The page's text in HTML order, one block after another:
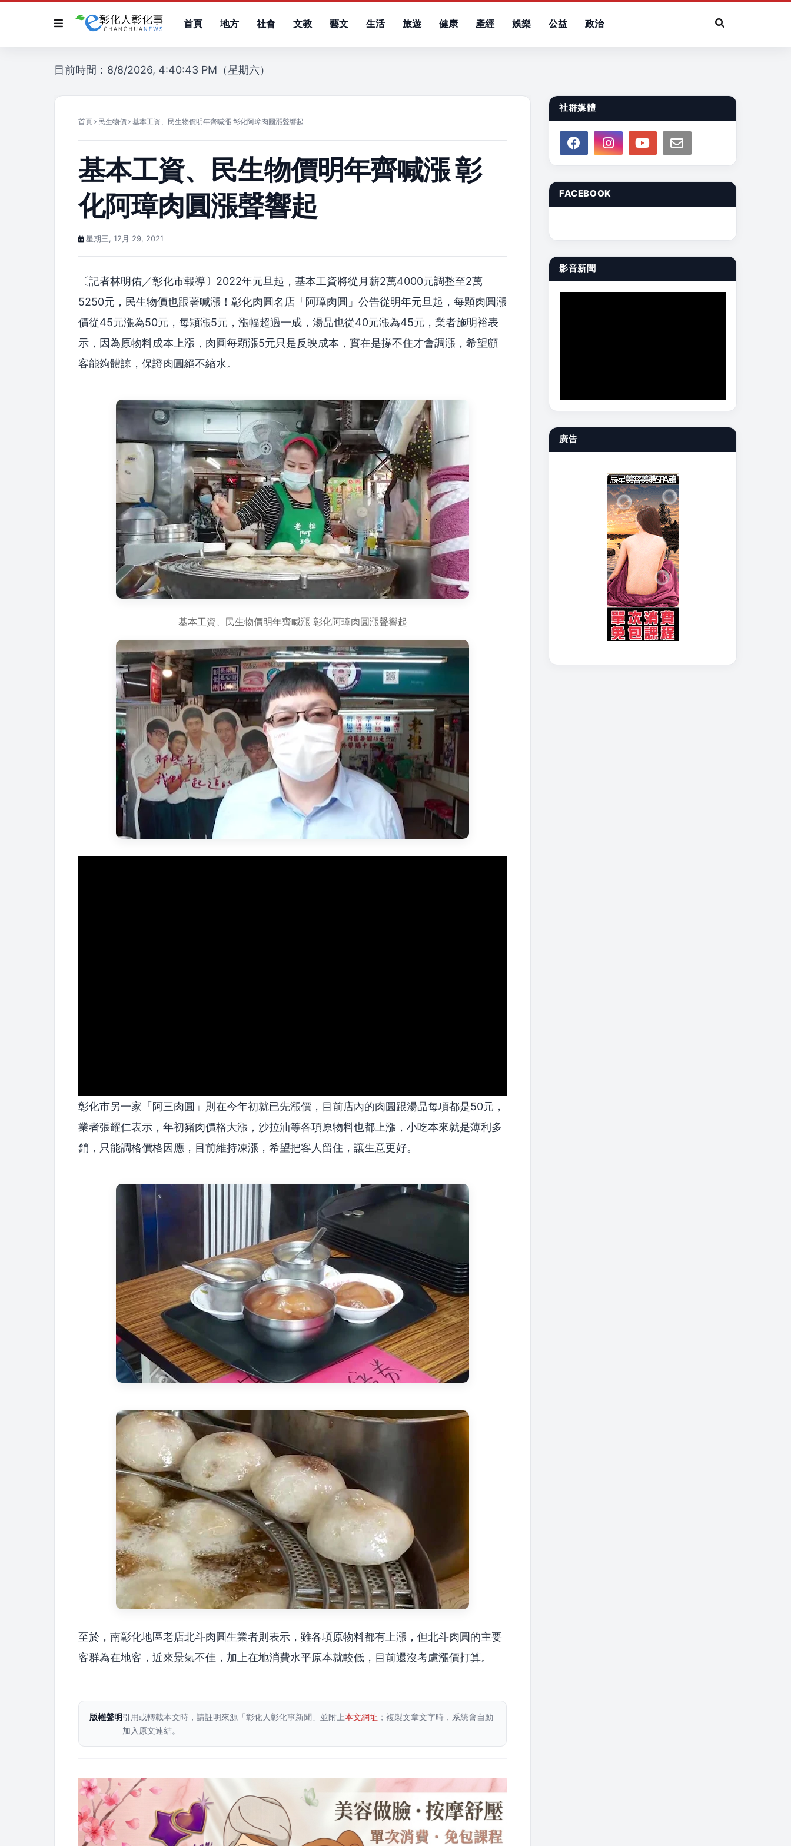
首頁 地方 社會 文教 藝文 生活 旅遊 健康 產經 娛樂 公益 政治
目前時間：8/8/2026, 4:40:43 PM（星期六）
首頁 民生物價 基本工資、民生物價明年齊喊漲 彰化阿璋肉圓漲聲響起
基本工資、民生物價明年齊喊漲 彰
化阿璋肉圓漲聲響起
星期三, 12月 29, 2021
〔記者林明佑／彰化市報導〕2022年元旦起，基本工資將從月薪2萬4000元調整至2萬
5250元，民生物價也跟著喊漲！彰化肉圓名店「阿璋肉圓」公告從明年元旦起，每顆肉圓漲
價從45元漲為50元，每顆漲5元，漲幅超過一成，湯品也從40元漲為45元，業者施明裕表
示，因為原物料成本上漲，肉圓每顆漲5元只是反映成本，實在是撐不住才會調漲，希望顧
客能夠體諒，保證肉圓絕不縮水。
基本工資、民生物價明年齊喊漲 彰化阿璋肉圓漲聲響起
彰化市另一家「阿三肉圓」則在今年初就已先漲價，目前店內的肉圓跟湯品每項都是50元，
業者張耀仁表示，年初豬肉價格大漲，沙拉油等各項原物料也都上漲，小吃本來就是薄利多
銷，只能調格價格因應，目前維持凍漲，希望把客人留住，讓生意更好。
至於，南彰化地區老店北斗肉圓生業者則表示，雖各項原物料都有上漲，但北斗肉圓的主要
客群為在地客，近來景氣不佳，加上在地消費水平原本就較低，目前還沒考慮漲價打算。
版權聲明引用或轉載本文時，請註明來源「彰化人彰化事新聞」並附上本文網址 ；複製文章文字時，系統會自動
加入原文連結。
社群媒體
FACEBOOK
影音新聞
廣告